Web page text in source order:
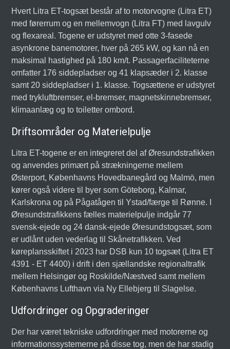
Hvert Litra ET-togsæt består af to motorvogne (Litra ET)
med førerrum og en mellemvogn (Litra FT) med lavgulv
og flexareal. Togene er udstyret med otte 3-fasede
asynkrone banemotorer, hver på 265 kW, og kan nå en
maksimal hastighed på 180 km/t. Passagerfaciliteterne
omfatter 176 siddepladser og 41 klapsæder i 2. klasse
samt 20 siddepladser i 1. klasse. Togsættene er udstyret
med trykluftbremser, el-bremser, magnetskinnebremser,
klimaanlæg og to toiletter ombord.
Driftsområder og Materielpulje
Litra ET-togene er en integreret del af Øresundstrafikken
og anvendes primært på strækningerne mellem
Østerport, Københavns Hovedbanegård og Malmö, men
kører også videre til byer som Göteborg, Kalmar,
Karlskrona og på Pågatågen til Ystad/færge til Rønne. I
Øresundstrafikkens fælles materielpulje indgår 77
svensk-ejede og 24 dansk-ejede Øresundstogsæt, som
er udlånt uden vederlag til Skånetrafikken. Ved
køreplansskiftet i 2023 har DSB kun 10 togsæt (Litra ET
4391 - ET 4400) i drift i den sjællandske regionaltrafik
mellem Helsingør og Roskilde/Næstved samt mellem
Københavns Lufthavn via Ny Ellebjerg til Slagelse.
Udfordringer og Opgraderinger
Der har været tekniske udfordringer med motorerne og
informationssystemerne på disse tog, men de har stadig